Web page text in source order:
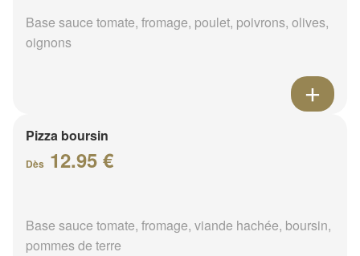
Base sauce tomate, fromage, poulet, poivrons, olives,
oignons
Pizza boursin
Dès 12.95 €
Base sauce tomate, fromage, viande hachée, boursin,
pommes de terre